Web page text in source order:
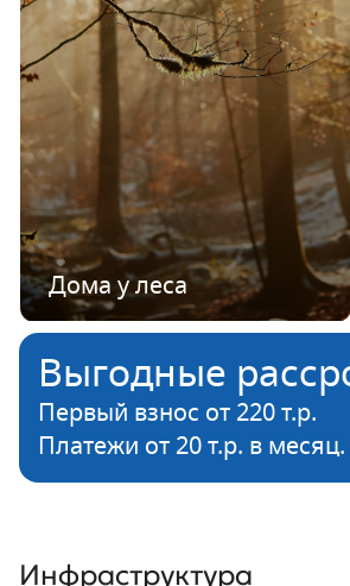
Дома у леса
Выгодные
Первый взнос от 220 т.р.
Платежи от 20 т.р. в месяц.
Инфраструктура